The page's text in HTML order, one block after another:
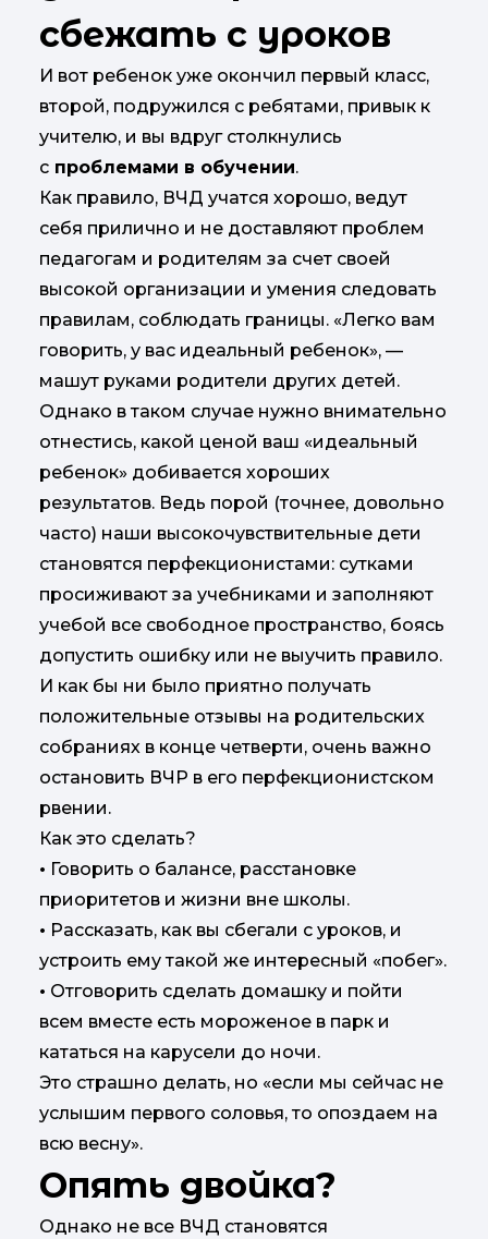
сбежать с уроков
И вот ребенок уже окончил первый класс,
второй, подружился с ребятами, привык к
учителю, и вы вдруг столкнулись
с проблемами в обучении.
Как правило, ВЧД учатся хорошо, ведут
себя прилично и не доставляют проблем
педагогам и родителям за счет своей
высокой организации и умения следовать
правилам, соблюдать границы. «Легко вам
говорить, у вас идеальный ребенок», —
машут руками родители других детей.
Однако в таком случае нужно внимательно
отнестись, какой ценой ваш «идеальный
ребенок» добивается хороших
результатов. Ведь порой (точнее, довольно
часто) наши высокочувствительные дети
становятся перфекционистами: сутками
просиживают за учебниками и заполняют
учебой все свободное пространство, боясь
допустить ошибку или не выучить правило.
И как бы ни было приятно получать
положительные отзывы на родительских
собраниях в конце четверти, очень важно
остановить ВЧР в его перфекционистском
рвении.
Как это сделать?
• Говорить о балансе, расстановке
приоритетов и жизни вне школы.
• Рассказать, как вы сбегали с уроков, и
устроить ему такой же интересный «побег».
• Отговорить сделать домашку и пойти
всем вместе есть мороженое в парк и
кататься на карусели до ночи.
Это страшно делать, но «если мы сейчас не
услышим первого соловья, то опоздаем на
всю весну».
Опять двойка?
Однако не все ВЧД становятся